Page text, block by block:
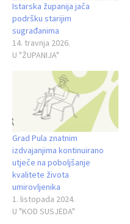
Istarska županija jača
podršku starijim
sugrađanima
14. travnja 2026.
U "ŽUPANIJA"
Grad Pula znatnim
izdvajanjima kontinuirano
utječe na poboljšanje
kvalitete života
umirovljenika
1. listopada 2024.
U "KOD SUSJEDA"